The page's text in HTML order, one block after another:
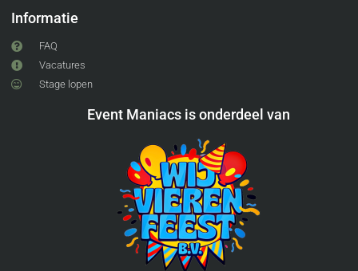
Informatie
FAQ
Vacatures
Stage lopen
Event Maniacs is onderdeel van